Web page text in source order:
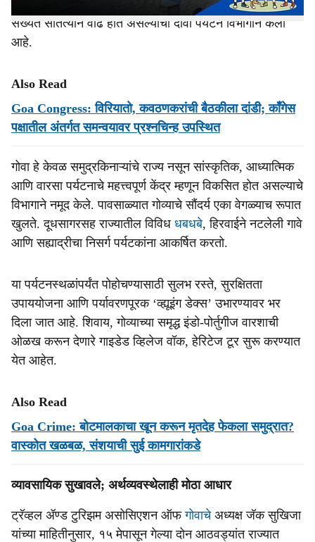
व्हिसासंबंधी अडचणी असूनही गोव्यात देशी-विदेशी पर्यटकांच्या
संख्येत सातत्याने वाढ होत असल्याचा दावा पर्यटन विभागाने केला
आहे.
Also Read
Goa Congress: विरियातो, कवठणकरांची बैठकीला दांडी; काँगेस
पक्षातील अंतर्गत समन्वयावर प्रश्‍‍नचिन्‍ह उपस्‍थित
गोवा हे केवळ समुद्रकिनाऱ्यांचे राज्य नसून सांस्कृतिक, आध्यात्मिक
आणि वारसा पर्यटनाचे महत्त्वपूर्ण केंद्र म्हणून विकसित होत असल्याचे
विभागाने नमूद केले. पावसाळ्यात गोव्याचे सौंदर्य एका वेगळ्याच रूपात
खुलते. दूधसागरसह राज्यातील विविध धबधबे, हिरवाईने नटलेली गावे
आणि सह्याद्रीचा निसर्ग पर्यटकांना आकर्षित करतो.
या पर्यटनस्थळांपर्यंत पोहोचण्यासाठी सुलभ रस्ते, सुरक्षितता
उपाययोजना आणि पर्यावरणपूरक ‘व्ह्यूइंग डेक्स’ उभारण्यावर भर
दिला जात आहे. शिवाय, गोव्याच्या समृद्ध इंडो-पोर्तुगीज वारशाची
ओळख करून देणारे गाइडेड व्‍हिलेज वॉक, हेरिटेज टूर सुरू करण्यात
येत आहेत.
Also Read
Goa Crime: बोटमालकाचा खून करून मृतदेह फेकला समुद्रात?
वास्‍कोत खळबळ, संशयाची सुई कामगारांकडे
व्यावसायिक सुखावले; अर्थव्यवस्थेलाही मोठा आधार
ट्रॅव्हल ॲण्‍ड टुरिझम असोसिएशन ऑफगोवाचे अध्यक्ष जॅक सुखिजा
यांच्या माहितीनुसार, १५ मेपासून गेल्या दोन आठवड्यांत राज्यात